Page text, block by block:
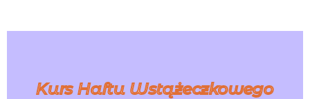
Kurs Haftu Wstążeczkowego